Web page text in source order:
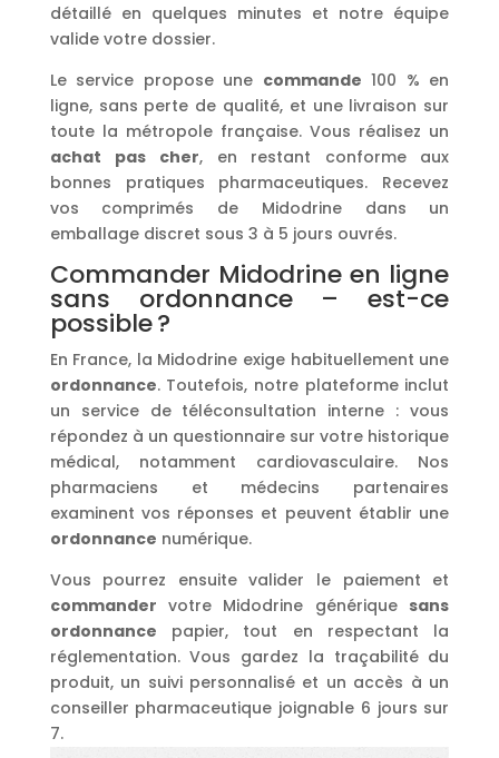
détaillé en quelques minutes et notre équipe
valide votre dossier.
Le service propose une commande 100 % en
ligne, sans perte de qualité, et une livraison sur
toute la métropole française. Vous réalisez un
achat
pas cher, en restant conforme aux
bonnes pratiques pharmaceutiques. Recevez
vos comprimés de Midodrine dans un
emballage discret sous 3 à 5 jours ouvrés.
Commander Midodrine en ligne
sans ordonnance – est-ce
possible ?
En France, la Midodrine exige habituellement une
ordonnance. Toutefois, notre plateforme inclut
un service de téléconsultation interne : vous
répondez à un questionnaire sur votre historique
médical, notamment cardiovasculaire. Nos
pharmaciens et médecins partenaires
examinent vos réponses et peuvent établir une
ordonnance numérique.
Vous pourrez ensuite valider le paiement et
commander votre Midodrine générique sans
ordonnance papier, tout en respectant la
réglementation. Vous gardez la traçabilité du
produit, un suivi personnalisé et un accès à un
conseiller pharmaceutique joignable 6 jours sur
7.